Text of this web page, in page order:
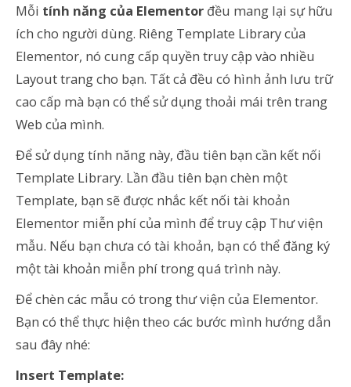
Mỗi tính năng của Elementor đều mang lại sự hữu
ích cho người dùng. Riêng Template Library của
Elementor, nó cung cấp quyền truy cập vào nhiều
Layout trang cho bạn. Tất cả đều có hình ảnh lưu trữ
cao cấp mà bạn có thể sử dụng thoải mái trên trang
Web của mình.
Để sử dụng tính năng này, đầu tiên bạn cần kết nối
Template Library. Lần đầu tiên bạn chèn một
Template, bạn sẽ được nhắc kết nối tài khoản
Elementor miễn phí của mình để truy cập Thư viện
mẫu. Nếu bạn chưa có tài khoản, bạn có thể đăng ký
một tài khoản miễn phí trong quá trình này.
Để chèn các mẫu có trong thư viện của Elementor.
Bạn có thể thực hiện theo các bước mình hướng dẫn
sau đây nhé:
Insert Template: